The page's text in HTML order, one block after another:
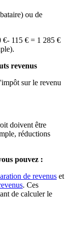
ou de
€- 115 € = 1 285 €
revenus
sur le revenu
doivent être
réductions
pouvez :
de revenus et
. Ces
de calculer le